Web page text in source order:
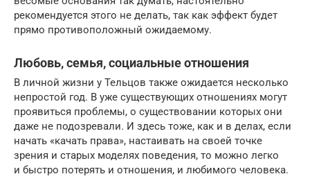
рекомендуется этого не делать, так как эффект будет
прямо противоположный ожидаемому.
Любовь, семья, социальные отношения
В личной жизни у Тельцов также ожидается несколько
непростой год. В уже существующих отношениях могут
проявиться проблемы, о существовании которых они
даже не подозревали. И здесь тоже, как и в делах, если
начать «качать права», настаивать на своей точке
зрения и старых моделях поведения, то можно легко
и быстро потерять и отношения, и любимого человека.